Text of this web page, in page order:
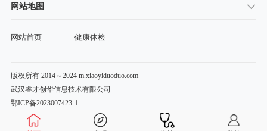
网站地图
网站首页 健康体检
版权所有 2014～2024 m.xiaoyiduoduo.com
武汉睿才创华信息技术有限公司
鄂ICP备2023007423-1